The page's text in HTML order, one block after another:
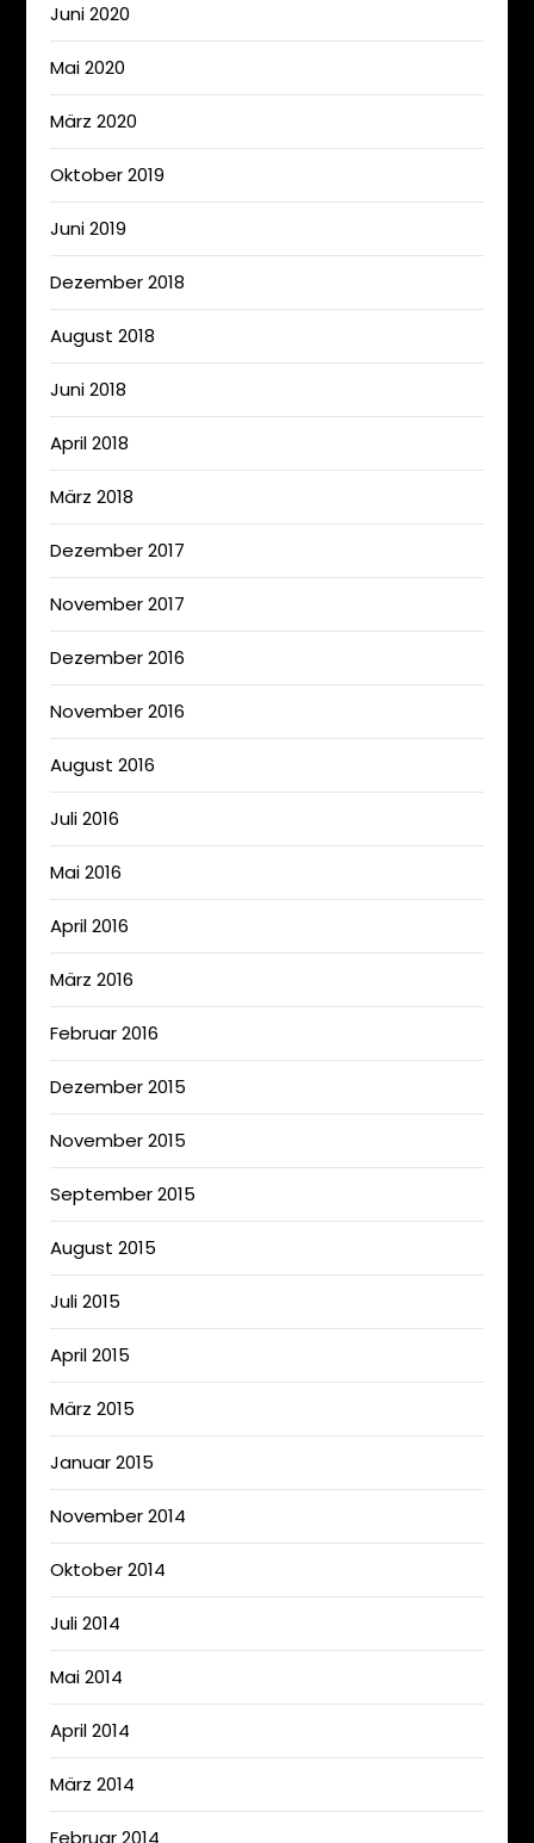
Juni 2020
Mai 2020
März 2020
Oktober 2019
Juni 2019
Dezember 2018
August 2018
Juni 2018
April 2018
März 2018
Dezember 2017
November 2017
Dezember 2016
November 2016
August 2016
Juli 2016
Mai 2016
April 2016
März 2016
Februar 2016
Dezember 2015
November 2015
September 2015
August 2015
Juli 2015
April 2015
März 2015
Januar 2015
November 2014
Oktober 2014
Juli 2014
Mai 2014
April 2014
März 2014
Februar 2014